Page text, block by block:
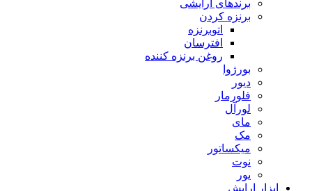
برندهای آرایشی
برنزه کردن
اتوبرنزه
افترسان
روغن برنزه کننده
بورژوا
دیور
فلورمار
لورآل
مای
مک
میکساتور
نوت
یور
ابزار ارایش